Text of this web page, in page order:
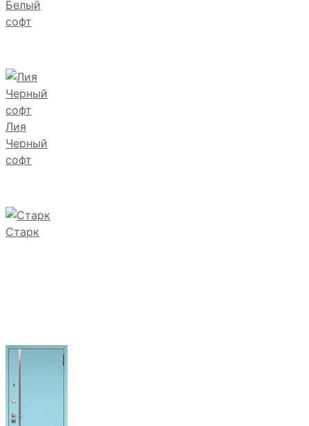
Белый
софт
Лия
Черный
софт
Старк